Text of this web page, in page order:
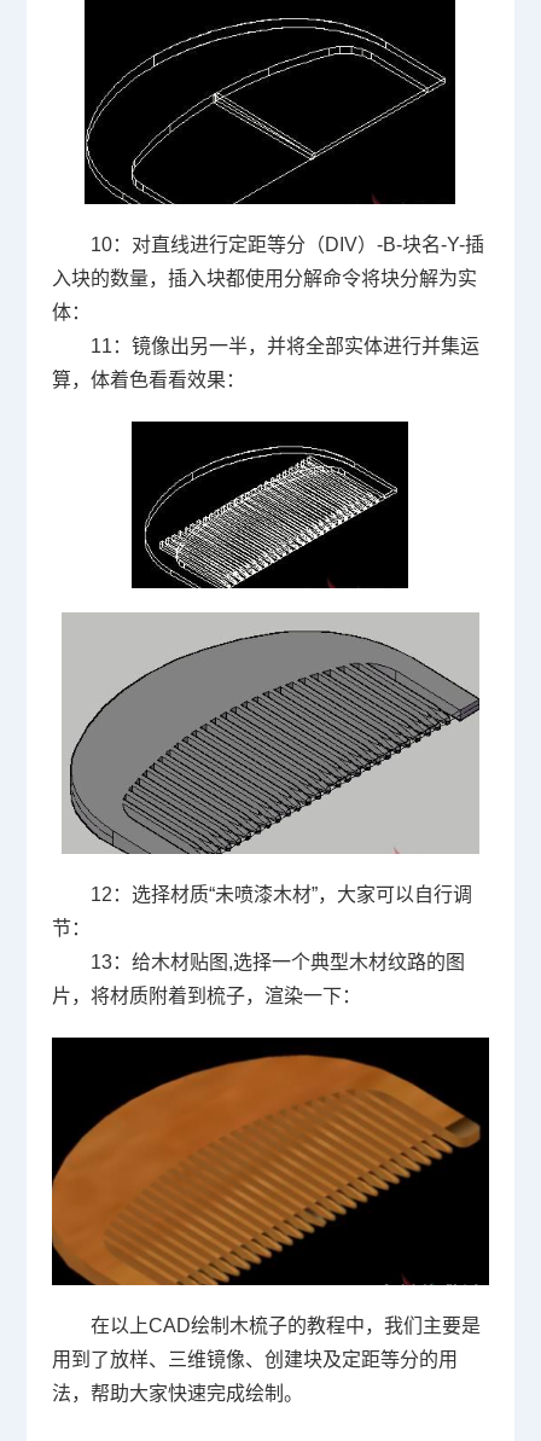
10：对直线进行定距等分（ DIV） -B-块名-Y-插
入块的数量，插入块都使用分解命令将块分解为实
体：
11：镜像出另一半，并将全部实体进行并集运
算，体着色看看效果：
12 ：选择材质“未喷漆木材”，大家可以自行调
节：
13：给木材贴图 ,选择一个典型木材纹路的图
片，将材质附着到梳子，渲染一下：
在以上CAD绘制木梳子的教程中，我们主要是
用到了放样、三维镜像、创建块及定距等分的用
法，帮助大家快速完成绘制。